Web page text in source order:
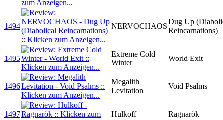
1494 NERVOCHAOS
Dug Up
Reincarnations)
1495
Extreme Cold
Winter
World Exit
1496
Megalith
Levitation
Void Psalms
1497 Hulkoff Ragnarök